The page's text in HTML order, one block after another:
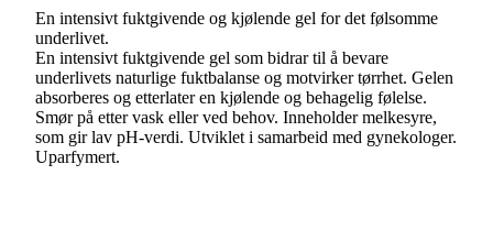
En intensivt fuktgivende og kjølende gel for det følsomme
underlivet.
En intensivt fuktgivende gel som bidrar til å bevare
underlivets naturlige fuktbalanse og motvirker tørrhet. Gelen
absorberes og etterlater en kjølende og behagelig følelse.
Smør på etter vask eller ved behov. Inneholder melkesyre,
som gir lav pH-verdi. Utviklet i samarbeid med gynekologer.
Uparfymert.